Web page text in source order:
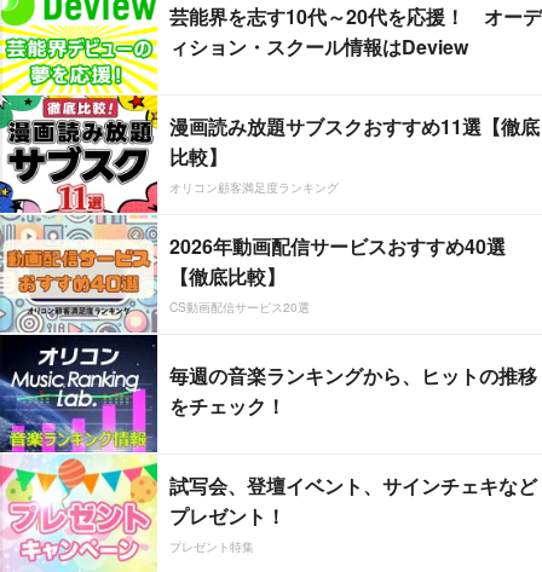
芸能界を志す10代～20代を応援！ オーデ
ィション・スクール情報はDeview
漫画読み放題サブスクおすすめ11選【徹底
比較】
オリコン顧客満足度ランキング
2026年動画配信サービスおすすめ40選
【徹底比較】
CS動画配信サービス20選
毎週の音楽ランキングから、ヒットの推移
をチェック！
試写会、登壇イベント、サインチェキなど
プレゼント！
プレゼント特集